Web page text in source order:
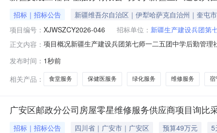
招标｜招标公告
新疆维吾尔自治区｜伊犁哈萨克自治州｜奎屯市
项目编号： XJWSZCY2026-046 招标单位： 新疆生产建设兵团第
正文内容： 项目概况新疆生产建设兵团第七师一二五团中学后勤管
包：后勤服务）采购方式：竞争性磋商预算金额（元）
目（第一包：后勤
发布时间： 1秒前
相关产品：
食堂服务 保健医服务 绿化服务 维修服务 宿
广安区邮政分公司房屋零星维修服务供应商项目询比
招标｜招标公告 四川省｜广安市｜广安区 预算49万元
5